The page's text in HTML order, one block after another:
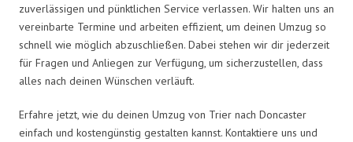
zuverlässigen und pünktlichen Service verlassen. Wir halten uns an
vereinbarte Termine und arbeiten effizient, um deinen Umzug so
schnell wie möglich abzuschließen. Dabei stehen wir dir jederzeit
für Fragen und Anliegen zur Verfügung, um sicherzustellen, dass
alles nach deinen Wünschen verläuft.
Erfahre jetzt, wie du deinen Umzug von Trier nach Doncaster
einfach und kostengünstig gestalten kannst. Kontaktiere uns und